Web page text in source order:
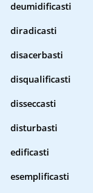
deumidificasti
diradicasti
disacerbasti
disqualificasti
disseccasti
disturbasti
edificasti
esemplificasti